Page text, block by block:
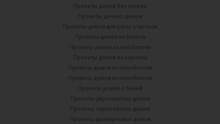
Проекты домов без гаража
Проекты дачных домов
Проекты домов для узких участков
Проекты домов из блоков
Проекты домов из газобетона
Проекты домов из кирпича
Проекты домов из пенобетона
Проекты домов из пеноблоков
Проекты домов с баней
Проекты двухэтажных домов
Проекты европейских домов
Проекты фахверковых домов